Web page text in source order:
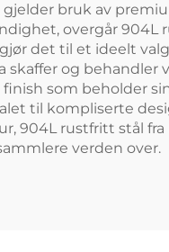
bruk av
overgår 904L
det til et ideelt
og
som beholder
til kompliserte
904L rustfritt stål
verden over.